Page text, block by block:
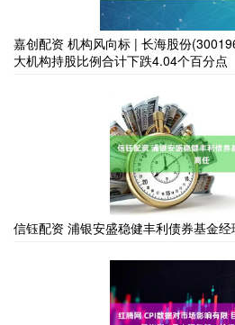
嘉创配资 机构风向标 | 长海股份
大机构持股比例合计下跌4.04个百分点
信钰配资 浦银安盛稳健丰利债券基金